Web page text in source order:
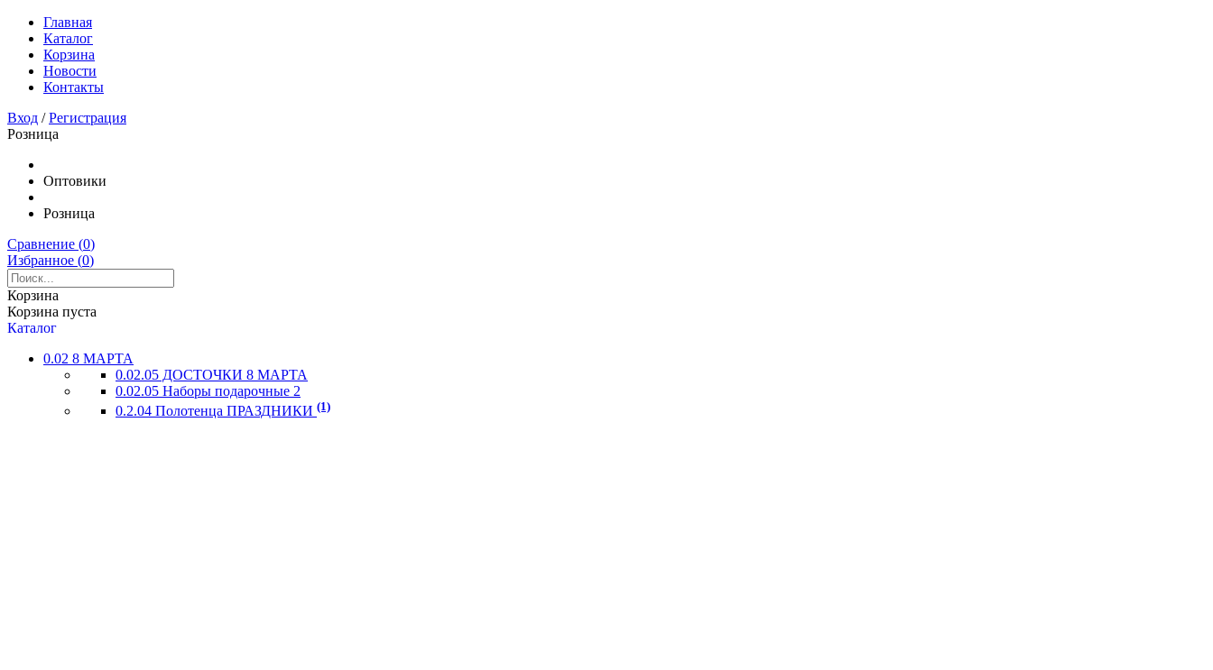
Главная
Каталог
Корзина
Новости
Контакты
Вход /Регистрация
Розница
Оптовики
Розница
Сравнение (0)
Избранное (0)
Корзина
Корзина пуста
Каталог
0.02 8 МАРТА
0.02.05 ДОСТОЧКИ 8 МАРТА
0.02.05 Наборы подарочные 2
0.2.04 Полотенца ПРАЗДНИКИ (1)